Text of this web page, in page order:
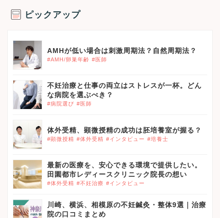
ピックアップ
AMHが低い場合は刺激周期法？自然周期法？
#AMH/卵巣年齢 #医師
不妊治療と仕事の両立はストレスが一杯。どん
な病院を選ぶべき？
#病院選び #医師
体外受精、顕微授精の成功は胚培養室が握る？
#顕微授精 #体外受精 #インタビュー #培養士
最新の医療を、安心できる環境で提供したい。
田園都市レディースクリニック院長の想い
#体外受精 #不妊治療 #インタビュー
川崎、横浜、相模原の不妊鍼灸・整体9選｜治療
院の口コミまとめ